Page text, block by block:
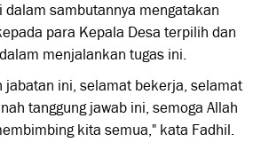
dalam sambutannya mengatakan
para Kepala Desa terpilih dan
menjalankan tugas ini.
jabatan ini, selamat bekerja, selamat
tanggung jawab ini, semoga Allah
kita semua," kata Fadhil.